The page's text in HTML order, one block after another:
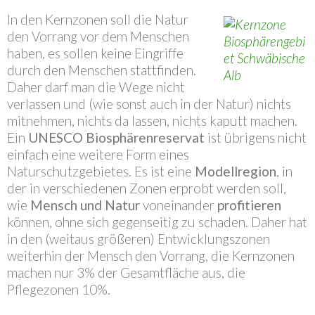
In den Kernzonen soll die Natur
den Vorrang vor dem Menschen
haben, es sollen keine Eingriffe
durch den Menschen stattfinden.
Daher darf man die Wege nicht
verlassen und (wie sonst auch in der Natur) nichts
mitnehmen, nichts da lassen, nichts kaputt machen.
Ein UNESCO Biosphärenreservat ist übrigens nicht
einfach eine weitere Form eines
Naturschutzgebietes. Es ist eine Modellregion, in
der in verschiedenen Zonen erprobt werden soll,
wie Mensch und Naturvoneinander profitieren
können, ohne sich gegenseitig zu schaden. Daher hat
in den (weitaus größeren) Entwicklungszonen
weiterhin der Mensch den Vorrang, die Kernzonen
machen nur 3% der Gesamtfläche aus, die
Pflegezonen 10%.